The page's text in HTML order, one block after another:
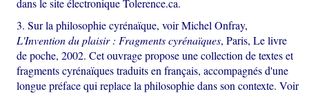
dans le site électronique Tolerence.ca.
3. Sur la philosophie cyrénaïque, voir Michel Onfray,
L'Invention du plaisir : Fragments cyrénaïques, Paris, Le livre
de poche, 2002. Cet ouvrage propose une collection de textes et
fragments cyrénaïques traduits en français, accompagnés d'une
longue préface qui replace la philosophie dans son contexte. Voir